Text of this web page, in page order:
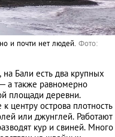
и почти нет людей. Фото:
Бали есть два крупных
а также равномерно
площади деревни.
центру острова плотность
или джунглей. Работают
кур и свиней. Много